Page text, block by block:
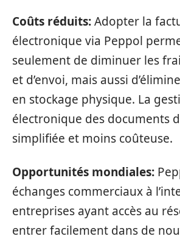
Coûts réduits:Adopter la
électronique via Peppol
seulement de diminuer les
et d’envoi, mais aussi
en stockage physique. La
électronique des documents
simplifiée et moins coûteuse.
Opportunités mondiales:
échanges commerciaux à
entreprises ayant accès au
entrer facilement dans de